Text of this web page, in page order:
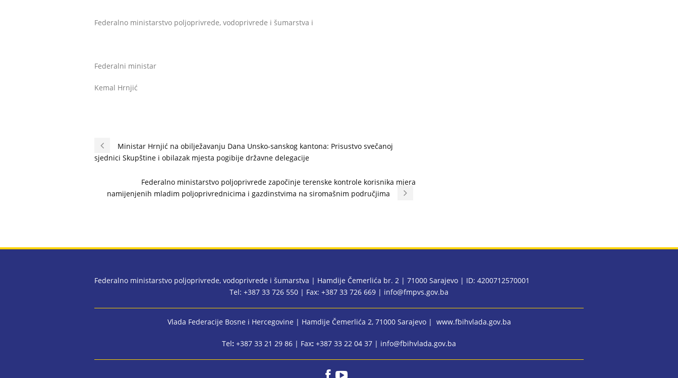
Federalno ministarstvo poljoprivrede, vodoprivrede i šumarstva i
Federalni ministar
Kemal Hrnjić
Ministar Hrnjić na obilježavanju Dana Unsko-sanskog kantona: Prisustvo svečanoj
sjednici Skupštine i obilazak mjesta pogibije državne delegacije
Federalno ministarstvo poljoprivrede započinje terenske kontrole korisnika mjera
namijenjenih mladim poljoprivrednicima i gazdinstvima na siromašnim područjima
Federalno ministarstvo poljoprivrede, vodoprivrede i šumarstva | Hamdije Čemerlića br. 2 | 71000 Sarajevo | ID: 4200712570001
Tel: +387 33 726 550 | Fax: +387 33 726 669 | info@fmpvs.gov.ba
Vlada Federacije Bosne i Hercegovine | Hamdije Čemerlića 2, 71000 Sarajevo | www.fbihvlada.gov.ba
Tel: +387 33 21 29 86 | Fax: +387 33 22 04 37 | info@fbihvlada.gov.ba